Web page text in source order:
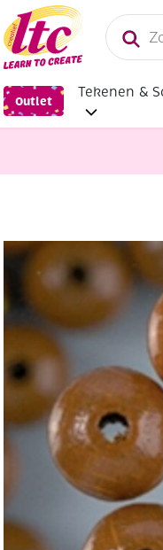
zoeken
Outlet
Tekenen &
Sieraden maken